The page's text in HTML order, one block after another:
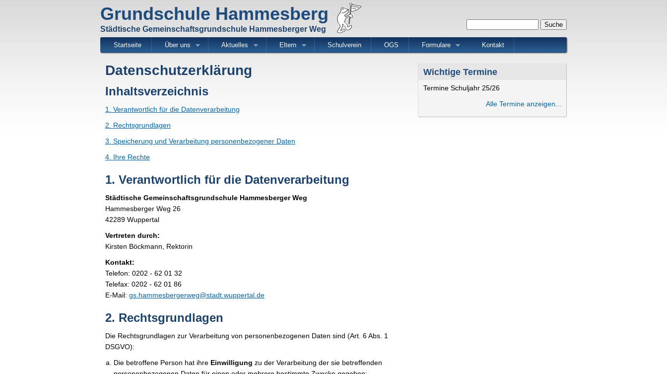
zum
Inhalt
Grundschule Hammesberg
Städtische Gemeinschaftsgrundschule Hammesberger Weg Suchformular
Startseite Über uns Aktuelles Eltern Schulverein OGS Formulare Kontakt
Datenschutzerklärung
Inhaltsverzeichnis
1. Verantwortlich für die Datenverarbeitung
2. Rechtsgrundlagen
3. Speicherung und Verarbeitung personenbezogener Daten
4. Ihre Rechte
1. Verantwortlich für die Datenverarbeitung
Städtische Gemeinschaftsgrundschule Hammesberger Weg
Hammesberger Weg 26
42289 Wuppertal
Vertreten durch:
Kirsten Böckmann, Rektorin
Kontakt:
Telefon: 0202 - 62 01 32
Telefax: 0202 - 62 01 86
E-Mail: gs.hammesbergerweg@stadt.wuppertal.de
2. Rechtsgrundlagen
Die Rechtsgrundlagen zur Verarbeitung von personenbezogenen Daten sind (Art. 6 Abs. 1
DSGVO):
Die betroffene Person hat ihre Einwilligung zu der Verarbeitung der sie betreffenden
Wichtige Termine
Termine Schuljahr 25/26
Alle Termine anzeigen...